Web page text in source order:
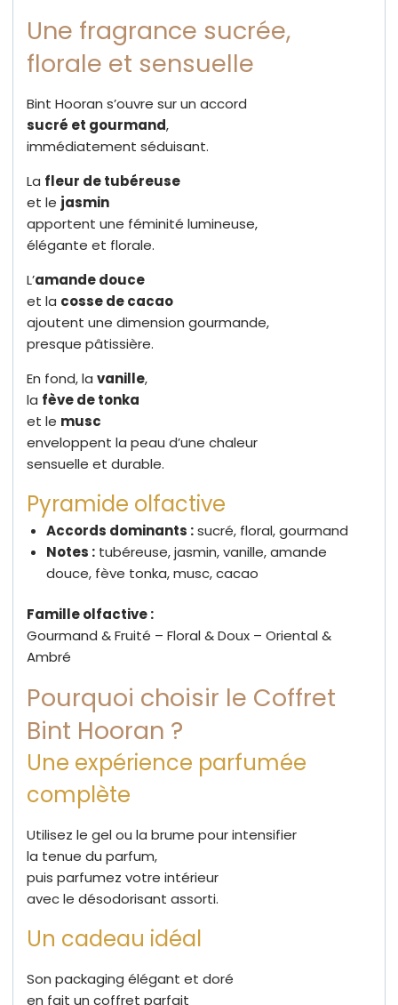
Une fragrance sucrée,
florale et sensuelle
Bint Hooran s’ouvre sur un accord
sucré et gourmand,
immédiatement séduisant.
La fleur de tubéreuse
et le jasmin
apportent une féminité lumineuse,
élégante et florale.
L’amande douce
et la cosse de cacao
ajoutent une dimension gourmande,
presque pâtissière.
En fond, la vanille,
la fève de tonka
et le musc
enveloppent la peau d’une chaleur
sensuelle et durable.
Pyramide olfactive
Accords dominants :sucré, floral, gourmand
Notes : tubéreuse, jasmin, vanille, amande
douce, fève tonka, musc, cacao
Famille olfactive :
Gourmand & Fruité – Floral & Doux – Oriental &
Ambré
Pourquoi choisir le Coffret
Bint Hooran ?
Une expérience parfumée
complète
Utilisez le gel ou la brume pour intensifier
la tenue du parfum,
puis parfumez votre intérieur
avec le désodorisant assorti.
Un cadeau idéal
Son packaging élégant et doré
en fait un coffret parfait